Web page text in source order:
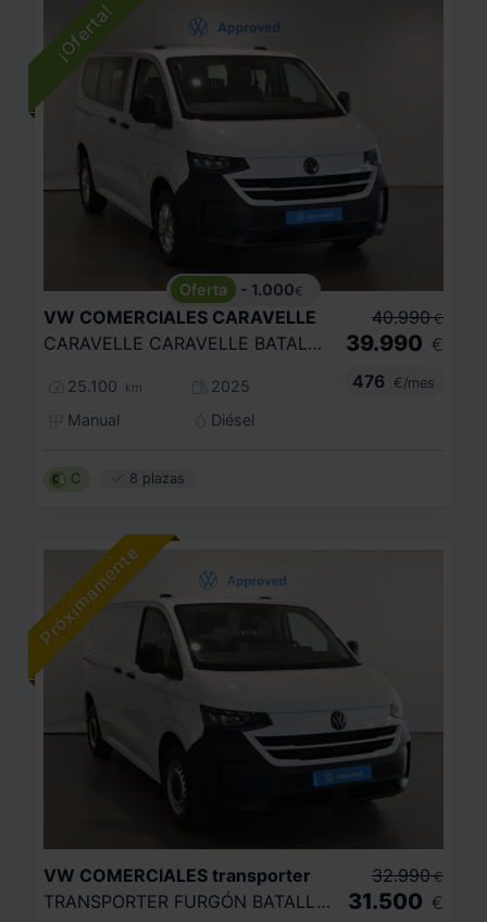
- 1.000€
VW COMERCIALES CARAVELLE
CARAVELLE CARAVELLE BATALLA CORTA 2.0 TDI 81 KW (110 CV) 6 VEL.
25.100 km
2025
Manual
Diésel
40.990 €
39.990 €
476
€/mes
C 8 plazas
VW COMERCIALES transporter
TRANSPORTER FURGÓN BATALLA CORTA 2.0 TDI 81 KW (110 CV) 6 VEL.
32.990 €
31.500 €